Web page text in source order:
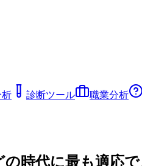
析 診断ツール 職業分析
時代に最も適応